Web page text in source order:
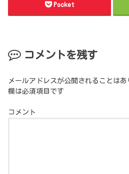
Pocket
コメントを残す
メールアドレスが公開されることはあ
欄は必須項目です
コメント